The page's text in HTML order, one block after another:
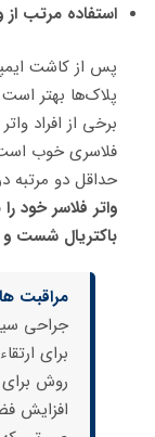
استفاده مرتب از
پس از کاشت
پلاک‌ها بهتر است
برخی از افراد
فلاسری خوب است
حداقل دو مرتبه
واتر فلاسر خود
باکتریال شست
مراقبت
جراحی
برای
روش
افزایش